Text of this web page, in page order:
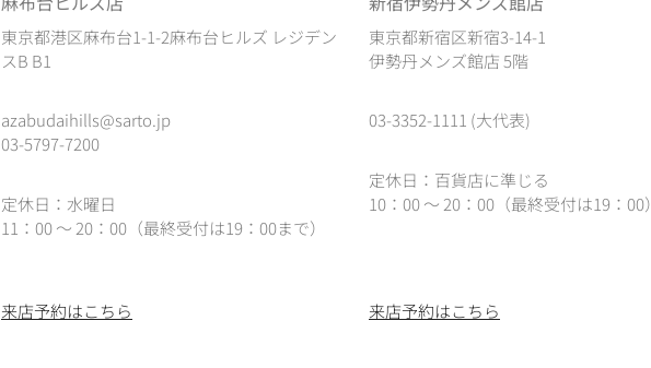
東京都港区麻布台1-1-2麻布台ヒルズ レジデン
スB B1
azabudaihills@sarto.jp
03-5797-7200
定休日：水曜日
11：00 ～ 20：00（最終受付は19：00まで）
東京都新宿区新宿3-14-1
伊勢丹メンズ館店 5階
03-3352-1111 (大代表)
定休日：百貨店に準じる
10：00 ～ 20：00（最終受付は19：00）
来店予約はこちら 来店予約はこちら